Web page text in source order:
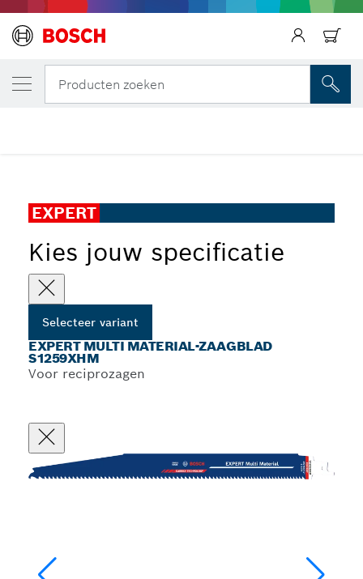
Producten zoeken
EXPERT
Kies jouw specificatie
Selecteer variant
EXPERT MULTI MATERIAL-ZAAGBLAD
S1259XHM
Voor reciprozagen
JOUW GESELECTEERDE VARIANT
EXPERT Multi Material-zaagblad